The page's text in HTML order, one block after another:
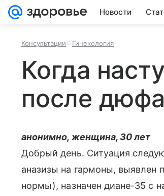
Новости
Консультации Гинекология
Когда
после
анонимно, женщина, 30 лет
Добрый день. Ситуация
аназизы на гармоны, выявлен
нормы), назначен диане-35 с